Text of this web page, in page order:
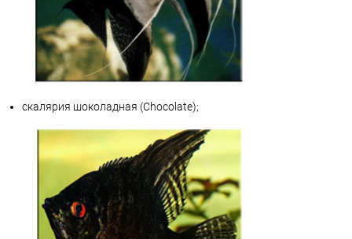
скалярия шоколадная (Chocolate);